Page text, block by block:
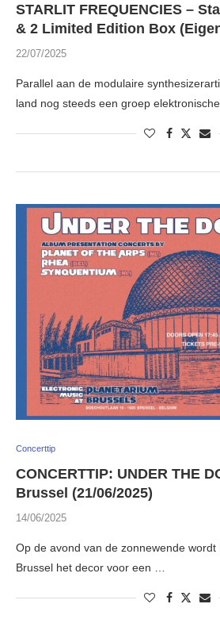
STARLIT FREQUENCIES –
& 2 Limited Edition Box
22/07/2025
Parallel aan de modulaire
land nog steeds een groep
Concerttip
CONCERTTIP: UNDER THE
Brussel (21/06/2025)
14/06/2025
Op de avond van de zonnewende wordt
Brussel het decor voor een …